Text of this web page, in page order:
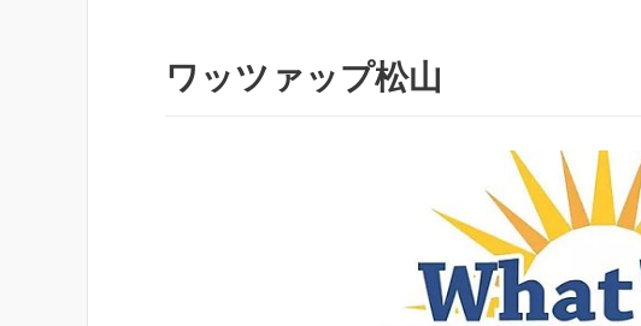
ワッツァップ松山